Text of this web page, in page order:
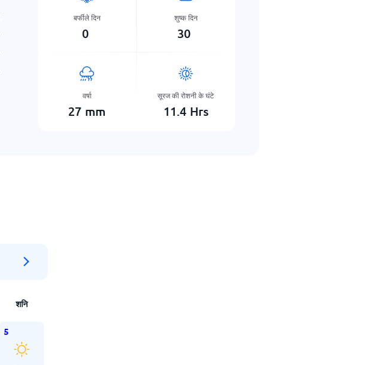
बर्फीले दिन
0
शुष्क दिन
30
वर्षा
27 mm
सूरज की रोशनी के घंटे
11.4 Hrs
शनि
5